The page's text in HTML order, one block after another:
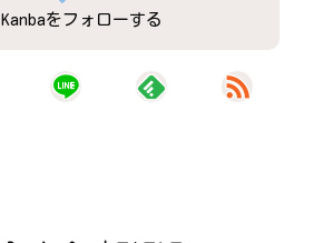
をフォローする